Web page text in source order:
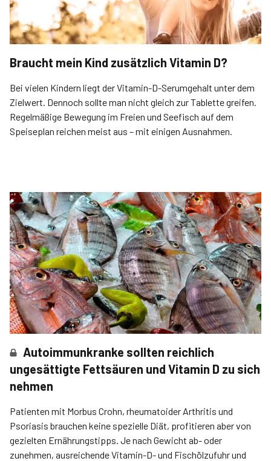
Braucht mein Kind zusätzlich Vitamin D?
Bei vielen Kindern liegt der Vitamin-D-Serumgehalt unter dem
Zielwert. Dennoch sollte man nicht gleich zur Ta­blette greifen.
Regelmäßige Bewegung im Freien und Seefisch auf dem
Speiseplan reichen meist aus – mit einigen Ausnahmen.
Autoimmunkranke sollten reichlich
ungesättigte Fettsäuren und Vitamin D zu sich
nehmen
Patienten mit Morbus Crohn, rheumatoider Arthritis und
Psoriasis brauchen keine spezielle Diät, profitieren aber von
gezielten Ernährungstipps. Je nach Gewicht ab- oder
zunehmen, ausreichende Vitamin-D- und Fischölzufuhr und